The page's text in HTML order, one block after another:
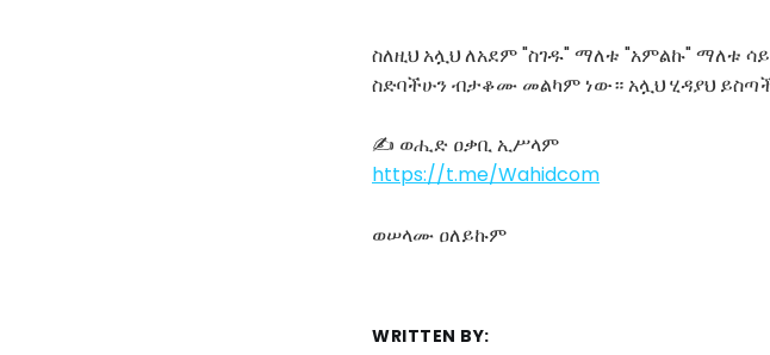
ስለዚህ አሏህ ለአደም "ስገዱ" ማለቱ "አምልኩ" ማለቱ
ስድባችሁን ብታቆሙ መልካም ነው። አሏህ ሂዳያህ
✍ ወሒድ ዐቃቢ ኢሥላም
https://t.me/Wahidcom
ወሠላሙ ዐለይኩም
WRITTEN BY: